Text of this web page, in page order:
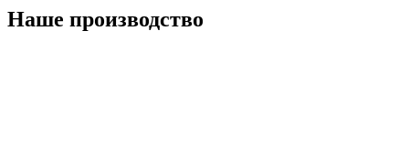
Наше производство